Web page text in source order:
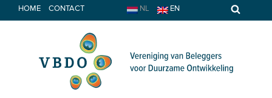
Spring
naar
HOME CONTACT NL EN